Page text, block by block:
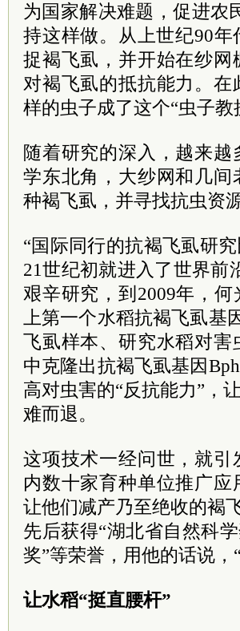
为国家解决难题，促进农
持这样做。从上世纪90
捉褐飞虱，并开始在纱
对褐飞虱的抵抗能力。
样的虫子成了这个“虫子
随着研究的深入，越来
学东北角，大纱网和几
种褐飞虱，并寻找抗虫资
“国际同行的抗褐飞虱研
21世纪初就进入了世界前
艰辛研究，到2009年，
上第一个水稻抗褐飞虱基
飞虱样本、研究水稻对
中克隆出抗褐飞虱基因
高对虫害的“反抗能力”，
难而退。
这项技术一经问世，就
内数十家育种单位推广
让他们减产乃至绝收的褐
先后获得“湖北省自然科
奖”等荣誉，用他的话说，
让水稻“挺直腰杆”